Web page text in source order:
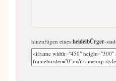
hinzufügen eines heidelbÜrger-